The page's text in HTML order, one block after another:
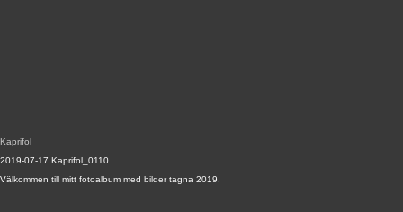
Kaprifol
2019-07-17 Kaprifol_0110
Välkommen till mitt fotoalbum med bilder tagna 2019.